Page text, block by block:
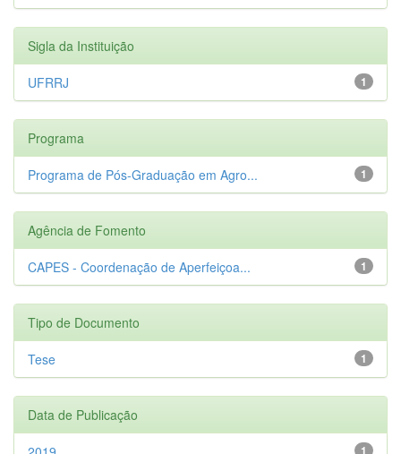
Sigla da Instituição
1
UFRRJ
Programa
1
Programa de Pós-Graduação em Agro...
Agência de Fomento
1
CAPES - Coordenação de Aperfeiçoa...
Tipo de Documento
1
Tese
Data de Publicação
1